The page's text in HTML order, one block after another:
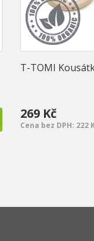
T-TOMI
269 Kč
Cena bez DPH: 222